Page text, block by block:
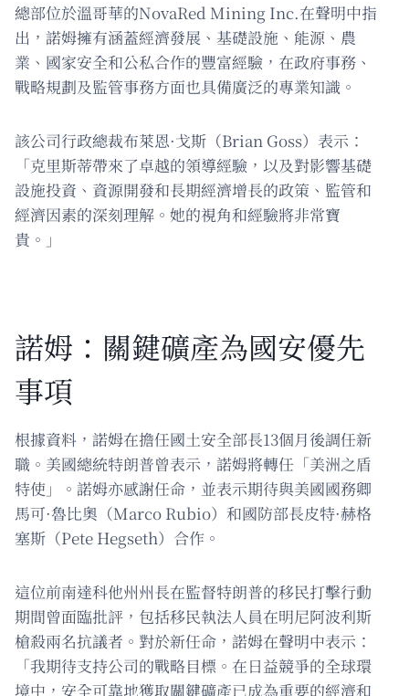
總部位於溫哥華的NovaRed Mining Inc.在聲明中指
出，諾姆擁有涵蓋經濟發展、基礎設施、能源、農
業、國家安全和公私合作的豐富經驗，在政府事務、
戰略規劃及監管事務方面也具備廣泛的專業知識。
該公司行政總裁布萊恩·戈斯（Brian Goss）表示：
「克里斯蒂帶來了卓越的領導經驗，以及對影響基礎
設施投資、資源開發和長期經濟增長的政策、監管和
經濟因素的深刻理解。她的視角和經驗將非常寶
貴。」
諾姆：關鍵礦產為國安優先
事項
根據資料，諾姆在擔任國土安全部長13個月後調任新
職。美國總統特朗普曾表示，諾姆將轉任「美洲之盾
特使」。諾姆亦感謝任命，並表示期待與美國國務卿
馬可·魯比奧（Marco Rubio）和國防部長皮特·赫格
塞斯（Pete Hegseth）合作。
這位前南達科他州州長在監督特朗普的移民打擊行動
期間曾面臨批評，包括移民執法人員在明尼阿波利斯
槍殺兩名抗議者。對於新任命，諾姆在聲明中表示：
「我期待支持公司的戰略目標。在日益競爭的全球環
境中，安全可靠地獲取關鍵礦產已成為重要的經濟和